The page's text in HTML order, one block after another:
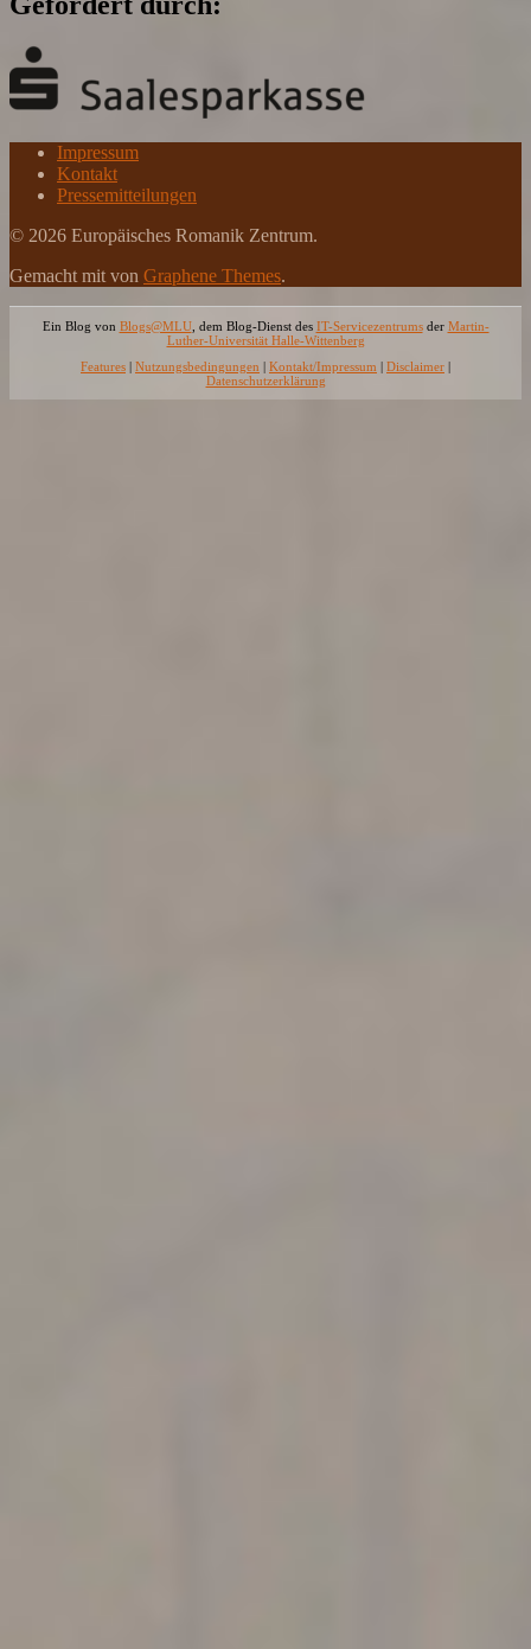
Impressum
Kontakt
Pressemitteilungen
© 2026 Europäisches Romanik Zentrum.
Gemacht mit von Graphene Themes.
Ein Blog von Blogs@MLU, dem Blog-Dienst des IT-Servicezentrumsder Martin-
Luther-Universität Halle-Wittenberg
Features | Nutzungsbedingungen | Kontakt/Impressum | Disclaimer |
Datenschutzerklärung